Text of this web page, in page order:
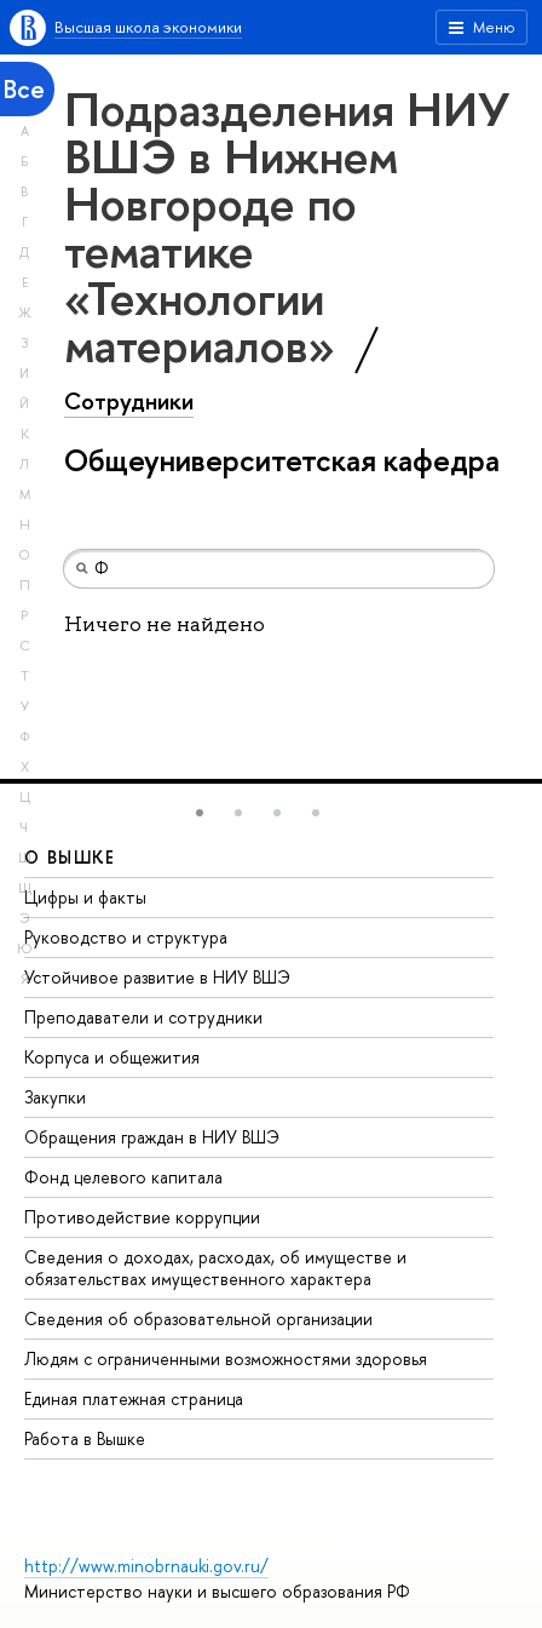
Меню
Высшая школа экономики
Все
А
Б
В
Г
Д
Е
Ж
З
И
Й
К
Л
М
Н
О
П
Р
С
Т
У
Ф
Х
Ц
Ч
Ш
Щ
Э
Ю
Я
Подразделения НИУ
ВШЭ в Нижнем
Новгороде по
тематике
«Технологии
материалов»
Сотрудники
Общеуниверситетская кафедра
Ничего не найдено
О ВЫШКЕ
Цифры и факты
Руководство и структура
Устойчивое развитие в НИУ ВШЭ
Преподаватели и сотрудники
Корпуса и общежития
Закупки
Обращения граждан в НИУ ВШЭ
Фонд целевого капитала
Противодействие коррупции
Сведения о доходах, расходах, об имуществе и
обязательствах имущественного характера
Сведения об образовательной организации
Людям с ограниченными возможностями здоровья
Единая платежная страница
Работа в Вышке
http://www.minobrnauki.gov.ru/
Министерство науки и высшего образования РФ